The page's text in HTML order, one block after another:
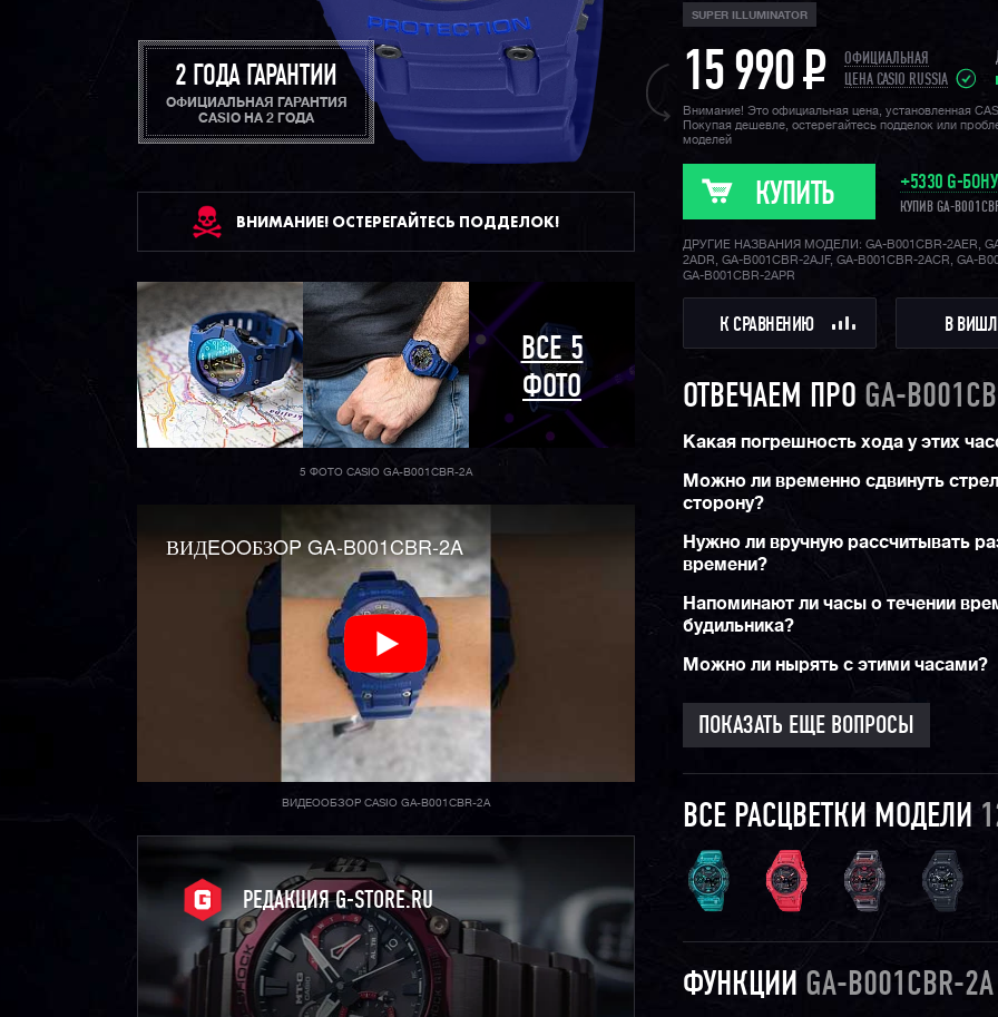
2 ГОДА ГАРАНТИИ
ОФИЦИАЛЬНАЯ ГАРАНТИЯ
CASIO НА 2 ГОДА
ВНИМАНИЕ! ОСТЕРЕГАЙТЕСЬ ПОДДЕЛОК!
ВСЕ 5
ФОТО
5 ФОТО CASIO GA-B001CBR-2A
ВИДEOOБЗOP GA-B001CBR-2A
ВИДЕООБЗОР CASIO GA-B001CBR-2A
РЕДАКЦИЯ G-STORE.RU
телефоном, например, при перелетах в
пояса или удобно настроить часы, а также
секундомер или будильники.
внешнего вида стоит отметить и легкость
джишоков — всего 51 грамм, за счет
армированием.
Приятным бонусом станет и наличие русского
отображении дней недели.
Конечно же, не стоит забывать про
джишоков ударопрочность и водозащиту в
удобную функцию складывания стрелок для
информации с дисплеев, а также яркую
SUPER ILLUMINATOR
15 990P
ОФИЦИАЛЬНАЯ
ЦЕНА CASIO RUSSIA
Внимание! Это официальная цена, установленная
Покупая дешевле, остерегайтесь подделок или
моделей
КУПИТЬ +5330 G-
КУПИВ GA-
ДРУГИЕ НАЗВАНИЯ МОДЕЛИ: GA-B001CBR-2AER,
2ADR, GA-B001CBR-2AJF, GA-B001CBR-2ACR, GA-
GA-B001CBR-2APR
К СРАВНЕНИЮ В
ОТВЕЧАЕМ ПРО GA-
Какая погрешность хода у этих
Можно ли временно сдвинуть
сторону?
Нужно ли вручную рассчитывать
времени?
Напоминают ли часы о течении
будильника?
Можно ли нырять с этими часами?
ПОКАЗАТЬ ЕЩЕ ВОПРОСЫ
ВСЕ РАСЦВЕТКИ МОДЕЛИ
ФУНКЦИИ GA-B001CBR-2A